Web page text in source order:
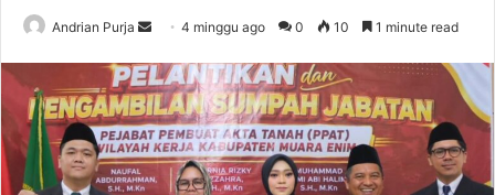
Andrian Purja
Send
email
4 minggu ago 0 10 1 minute read